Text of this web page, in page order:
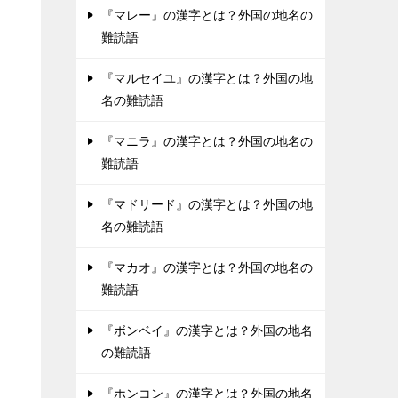
『マレー』の漢字とは？外国の地名の
難読語
『マルセイユ』の漢字とは？外国の地
名の難読語
『マニラ』の漢字とは？外国の地名の
難読語
『マドリード』の漢字とは？外国の地
名の難読語
『マカオ』の漢字とは？外国の地名の
難読語
『ボンベイ』の漢字とは？外国の地名
の難読語
『ホンコン』の漢字とは？外国の地名